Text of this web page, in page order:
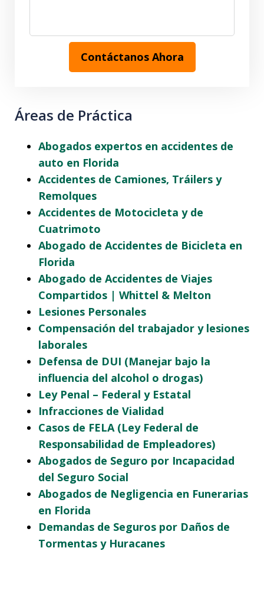
Contáctanos Ahora
Áreas de Práctica
Abogados expertos en accidentes de
auto en Florida
Accidentes de Camiones, Tráilers y
Remolques
Accidentes de Motocicleta y de
Cuatrimoto
Abogado de Accidentes de Bicicleta en
Florida
Abogado de Accidentes de Viajes
Compartidos | Whittel & Melton
Lesiones Personales
Compensación del trabajador y lesiones
laborales
Defensa de DUI (Manejar bajo la
influencia del alcohol o drogas)
Ley Penal – Federal y Estatal
Infracciones de Vialidad
Casos de FELA (Ley Federal de
Responsabilidad de Empleadores)
Abogados de Seguro por Incapacidad
del Seguro Social
Abogados de Negligencia en Funerarias
en Florida
Demandas de Seguros por Daños de
Tormentas y Huracanes